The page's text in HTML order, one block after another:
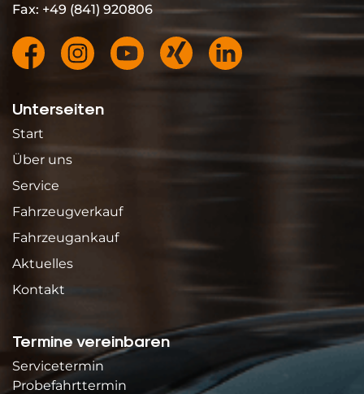
Fax: +49 (841) 920806
Unterseiten
Start
Über uns
Service
Fahrzeugverkauf
Fahrzeugankauf
Aktuelles
Kontakt
Termine vereinbaren
Servicetermin
Probefahrttermin